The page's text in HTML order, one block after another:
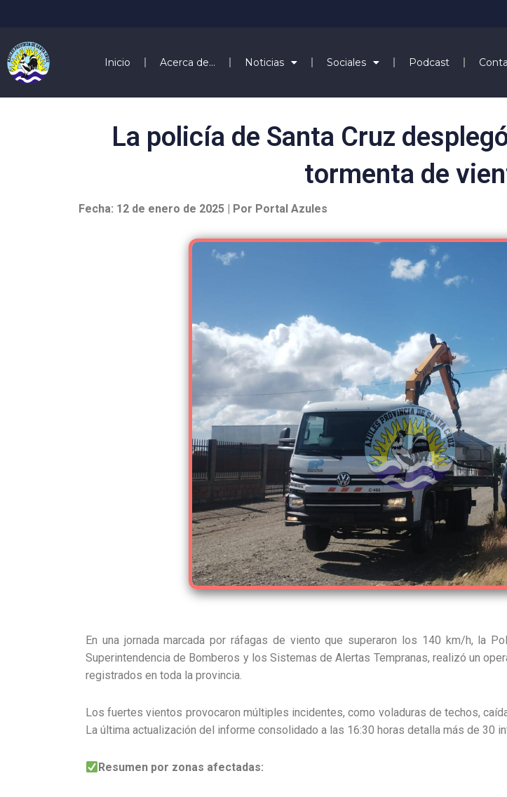
Inicio Acerca de… Noticias Sociales Podcast
La policía de Santa Cruz
tormenta de
Fecha: 12 de enero de 2025 | Por Portal Azules
En una jornada marcada por ráfagas de viento que superaron los 140 km/h, la
Superintendencia de Bomberos y los Sistemas de Alertas Tempranas, realizó un
registrados en toda la provincia.
Los fuertes vientos provocaron múltiples incidentes, como voladuras de techos,
La última actualización del informe consolidado a las 16:30 horas detalla más de
Resumen por zonas afectadas: